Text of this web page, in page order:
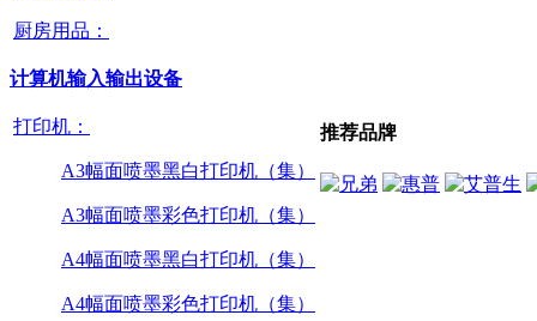
厨房用品：
计算机输入输出设备
打印机：
A3幅面喷墨黑白打印机（集）
A3幅面喷墨彩色打印机（集）
A4幅面喷墨黑白打印机（集）
A4幅面喷墨彩色打印机（集）
推荐品牌